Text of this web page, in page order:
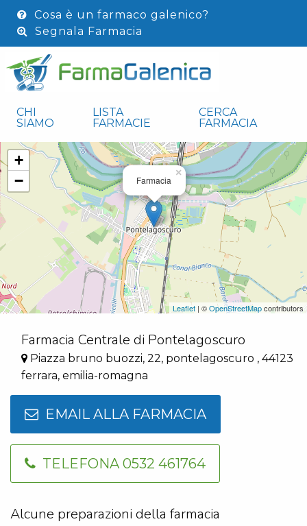
Cosa è un farmaco galenico?
Segnala Farmacia
CHI
SIAMO
LISTA
FARMACIE
CERCA
FARMACIA
Farmacia
×
+
−
Leaflet | ©OpenStreetMapcontributors
Farmacia Centrale di Pontelagoscuro
Piazza bruno buozzi, 22, pontelagoscuro , 44123
ferrara, emilia-romagna
EMAIL ALLA FARMACIA
TELEFONA 0532 461764
Alcune preparazioni della farmacia